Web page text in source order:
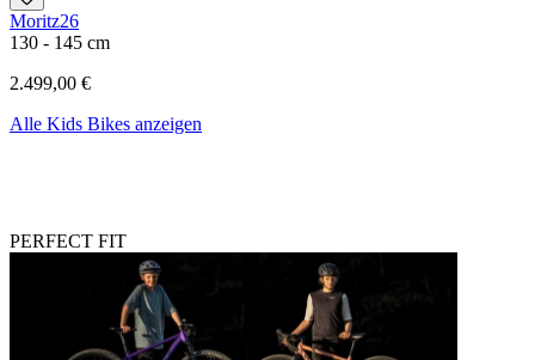
Moritz26
130 - 145 cm
2.499,00 €
Alle Kids Bikes anzeigen
PERFECT FIT